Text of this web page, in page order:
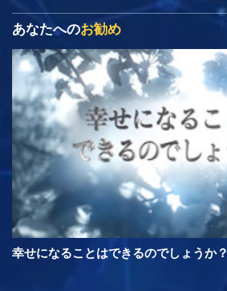
あなたへのお勧め
幸せになることはできるのでしょうか？